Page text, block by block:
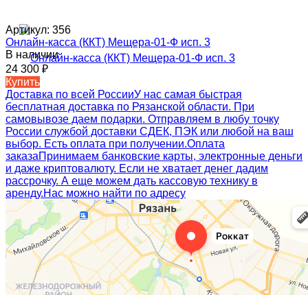
Артикул: 356
Онлайн-касса (ККТ) Мещера-01-Ф исп. 3
В наличии
24 300 ₽
Купить
Доставка по всей РоссииУ нас самая быстрая
бесплатная доставка по Рязанской области. При
самовывозе даем подарки. Отправляем в любу точку
России службой доставки СДЕК, ПЭК или любой на ваш
выбор. Есть оплата при получении.Оплата
заказаПринимаем банковские карты, электронные деньги
и даже криптовалюту. Если не хватает денег дадим
рассрочку. А еще можем дать кассовую технику в
аренду.Нас можно найти по адресу